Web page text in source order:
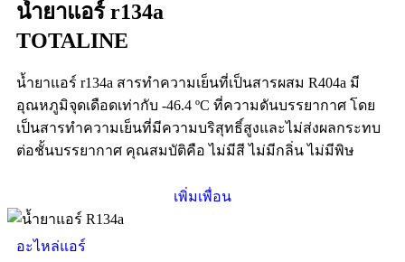
น้ำยาแอร์ r134a
TOTALINE
น้ำยาแอร์ r134a สารทำความเย็นที่เป็นสารผสม R404a มี
อุณหภูมิจุดเดือดเท่ากับ -46.4 ºC ที่ความดันบรรยากาศ โดย
เป็นสารทำความเย็นที่มีความบริสุทธิ์สูงและไม่ส่งผลกระทบ
ต่อชั้นบรรยากาศ คุณสมบัติคือ ไม่มีสี ไม่มีกลิ่น ไม่มีพิษ
เพิ่มเพื่อน
อะไหล่แอร์